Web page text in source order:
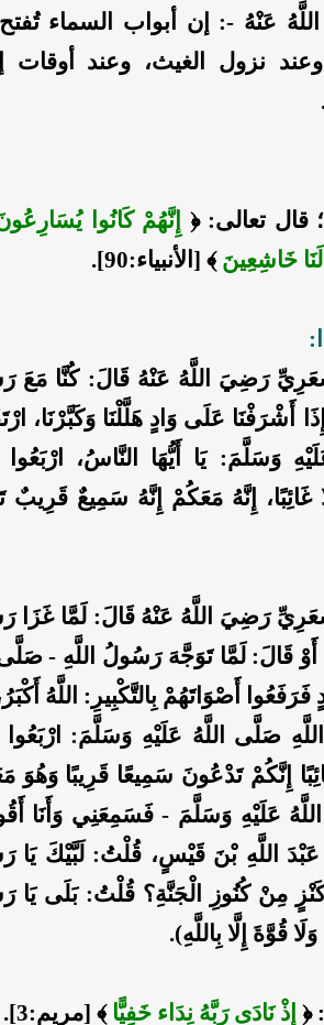
عَنْهُ -: إن أبواب السماء
نزول الغيث، وعند أوقات
قال تعالى: ﴿ إِنَّهُمْ كَانُوا
لَنَا خَاشِعِينَ ﴾ [الأنبياء:90].
رَضِيَ اللَّهُ عَنْهُ قَالَ: كُنَّا مَعَ
أَشْرَفْنَا عَلَى وَادٍ هَلَّلْنَا وَكَبَّرْنَا،
وَسَلَّمَ: يَا أَيُّهَا النَّاسُ،
إِنَّهُ مَعَكُمْ إِنَّهُ سَمِيعٌ قَرِيبٌ
رَضِيَ اللَّهُ عَنْهُ قَالَ: لَمَّا غَزَا
أَوْ قَالَ: لَمَّا تَوَجَّهَ رَسُولُ اللَّهِ - صَلَّى
أَصْوَاتَهُمْ بِالتَّكْبِيرِ: اللَّهُ
اللَّهِ صَلَّى اللَّهُ عَلَيْهِ وَسَلَّمَ:
إِنَّكُمْ تَدْعُونَ سَمِيعًا قَرِيبًا وَهُوَ
عَلَيْهِ وَسَلَّمَ - فَسَمِعَنِي وَأَنَا
عَبْدَ اللَّهِ بْنَ قَيْسٍ، قُلْتُ: لَبَّيْكَ يَا
مِنْ كُنُوزِ الْجَنَّةِ؟ قُلْتُ: بَلَى يَا
قُوَّةَ إِلَّا بِاللَّهِ).
﴿ إِذْ نَادَى رَبَّهُ نِدَاء خَفِيًّا ﴾ [مريم:3].